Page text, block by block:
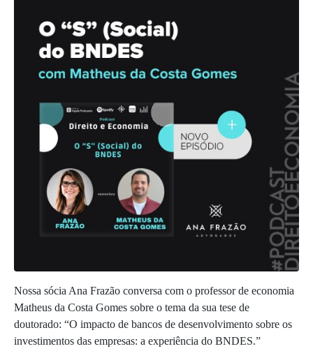
Nossa sócia Ana Frazão conversa com o professor de economia
Matheus da Costa Gomes sobre o tema da sua tese de
doutorado: “O impacto de bancos de desenvolvimento sobre os
investimentos das empresas: a experiência do BNDES.”